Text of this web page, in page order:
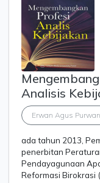
Analisis
Erwan Agus
ada tahun 2013,
penerbitan
Pendayagunaan
Reformasi Birokrasi